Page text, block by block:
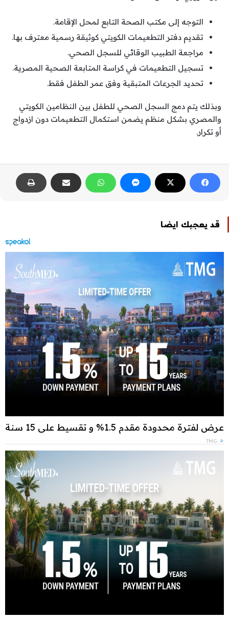
التوجه إلى مكتب الصحة التابع لمحل الإقامة.
تقديم دفتر التطعيمات الكويتي كوثيقة رسمية معترف بها.
مراجعة الطبيب الوقائي للسجل الصحي.
تسجيل التطعيمات في كراسة المتابعة الصحية المصرية.
تحديد الجرعات المتبقية وفق عمر الطفل فقط.
وبذلك يتم دمج السجل الصحي للطفل بين النظامين الكويتي
والمصري بشكل منظم يضمن استكمال التطعيمات دون ازدواج
أو تكرار.
قد يعجبك ايضا
عرض لفترة محدودة مقدم 1.5% و تقسيط علي 15 سنة
TMG